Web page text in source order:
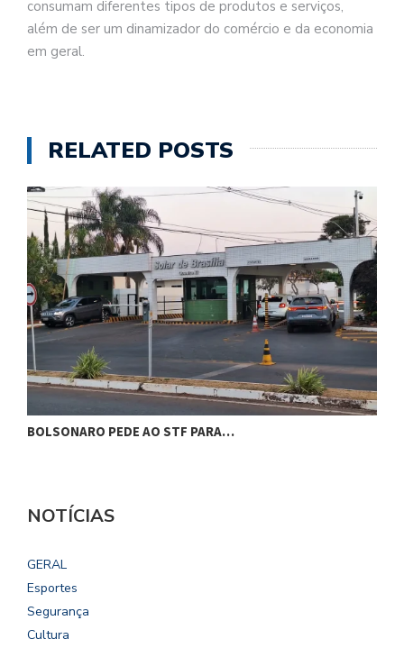
consumam diferentes tipos de produtos e serviços,
além de ser um dinamizador do comércio e da economia
em geral.
RELATED POSTS
BOLSONARO PEDE AO STF PARA…
NOTÍCIAS
GERAL
Esportes
Segurança
Cultura